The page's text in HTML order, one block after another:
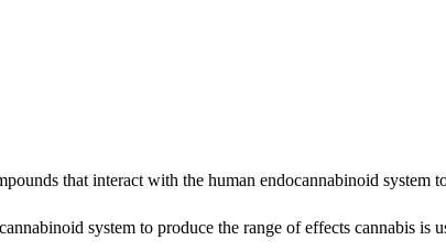
that interact with the human endocannabinoid system
system to produce the range of effects cannabis